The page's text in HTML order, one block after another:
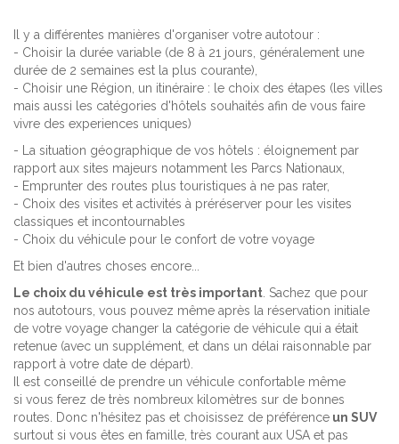
Il y a différentes manières d'organiser votre autotour :
- Choisir la durée variable (de 8 à 21 jours, généralement une
durée de 2 semaines est la plus courante),
- Choisir une Région, un itinéraire : le choix des étapes (les villes
mais aussi les catégories d'hôtels souhaités afin de vous faire
vivre des experiences uniques)
- La situation géographique de vos hôtels : éloignement par
rapport aux sites majeurs notamment les Parcs Nationaux,
- Emprunter des routes plus touristiques à ne pas rater,
- Choix des visites et activités à préréserver pour les visites
classiques et incontournables
- Choix du véhicule pour le confort de votre voyage
Et bien d'autres choses encore...
Le choix du véhicule est très important . Sachez que pour
nos autotours, vous pouvez même après la réservation initiale
de votre voyage changer la catégorie de véhicule qui a était
retenue (avec un supplément, et dans un délai raisonnable par
rapport à votre date de départ).
Il est conseillé de prendre un véhicule confortable même
si vous ferez de très nombreux kilomètres sur de bonnes
routes. Donc n'hésitez pas et choisissez de préférence un SUV
surtout si vous êtes en famille, très courant aux USA et pas